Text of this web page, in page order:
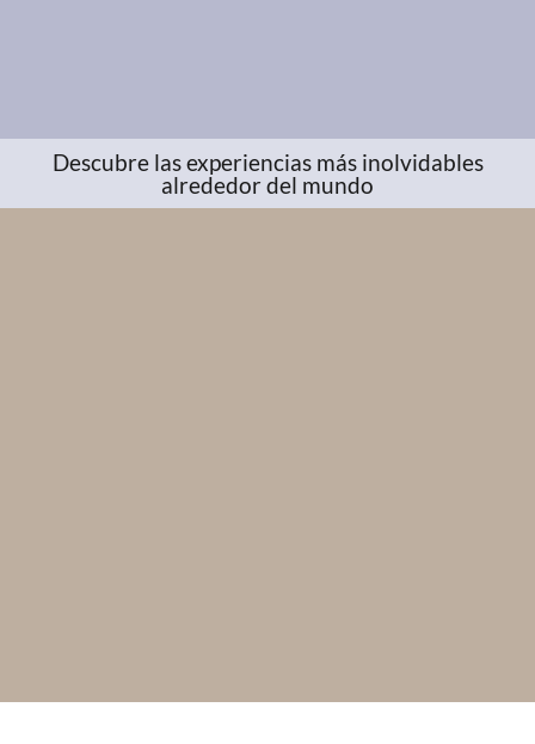
Descubre las experiencias más inolvidables
alrededor del mundo